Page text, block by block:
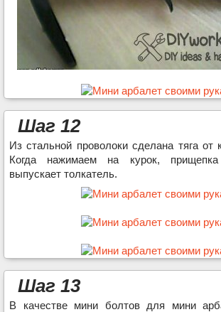
Шаг 12
Из стальной проволоки сделана тяга от
Когда нажимаем на курок,
выпускает толкатель.
Шаг 13
В качестве мини болтов для мини